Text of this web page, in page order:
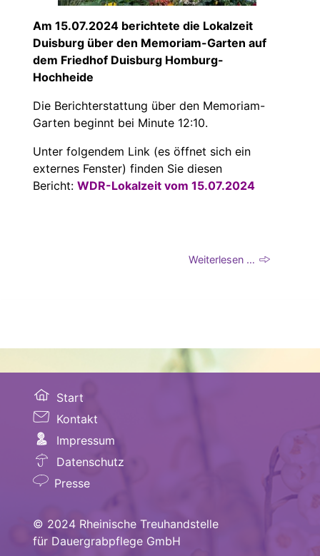
Am 15.07.2024 berichtete die Lokalzeit
Duisburg über den Memoriam-Garten auf
dem Friedhof Duisburg Homburg-
Hochheide
Die Berichterstattung über den Memoriam-
Garten beginnt bei Minute 12:10.
Unter folgendem Link (es öffnet sich ein
externes Fenster) finden Sie diesen
Bericht: WDR-Lokalzeit vom 15.07.2024
Weiterlesen …
Start
Kontakt
Impressum
Datenschutz
Presse
© 2024 Rheinische Treuhandstelle
für Dauergrabpflege GmbH